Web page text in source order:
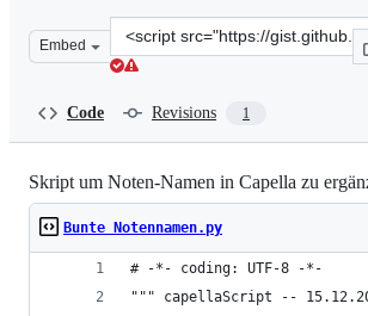
Embed
Clone
this
Code Revisions 1
Skript um Noten-Namen in Capella zu
Bunte Notennamen.py
# -*- coding: UTF-8 -*-
""" capellaScript --